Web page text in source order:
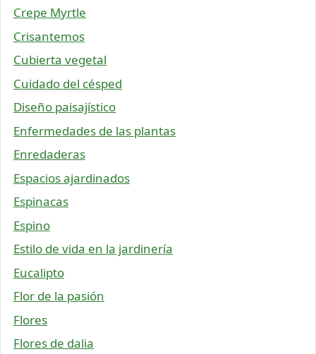
Crepe Myrtle
Crisantemos
Cubierta vegetal
Cuidado del césped
Diseño paisajístico
Enfermedades de las plantas
Enredaderas
Espacios ajardinados
Espinacas
Espino
Estilo de vida en la jardinería
Eucalipto
Flor de la pasión
Flores
Flores de dalia